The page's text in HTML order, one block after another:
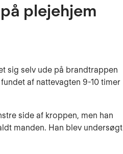
plejehjem
sig selv ude på brandtrappen
af nattevagten 9-10 timer
side af kroppen, men han
manden. Han blev undersøgt